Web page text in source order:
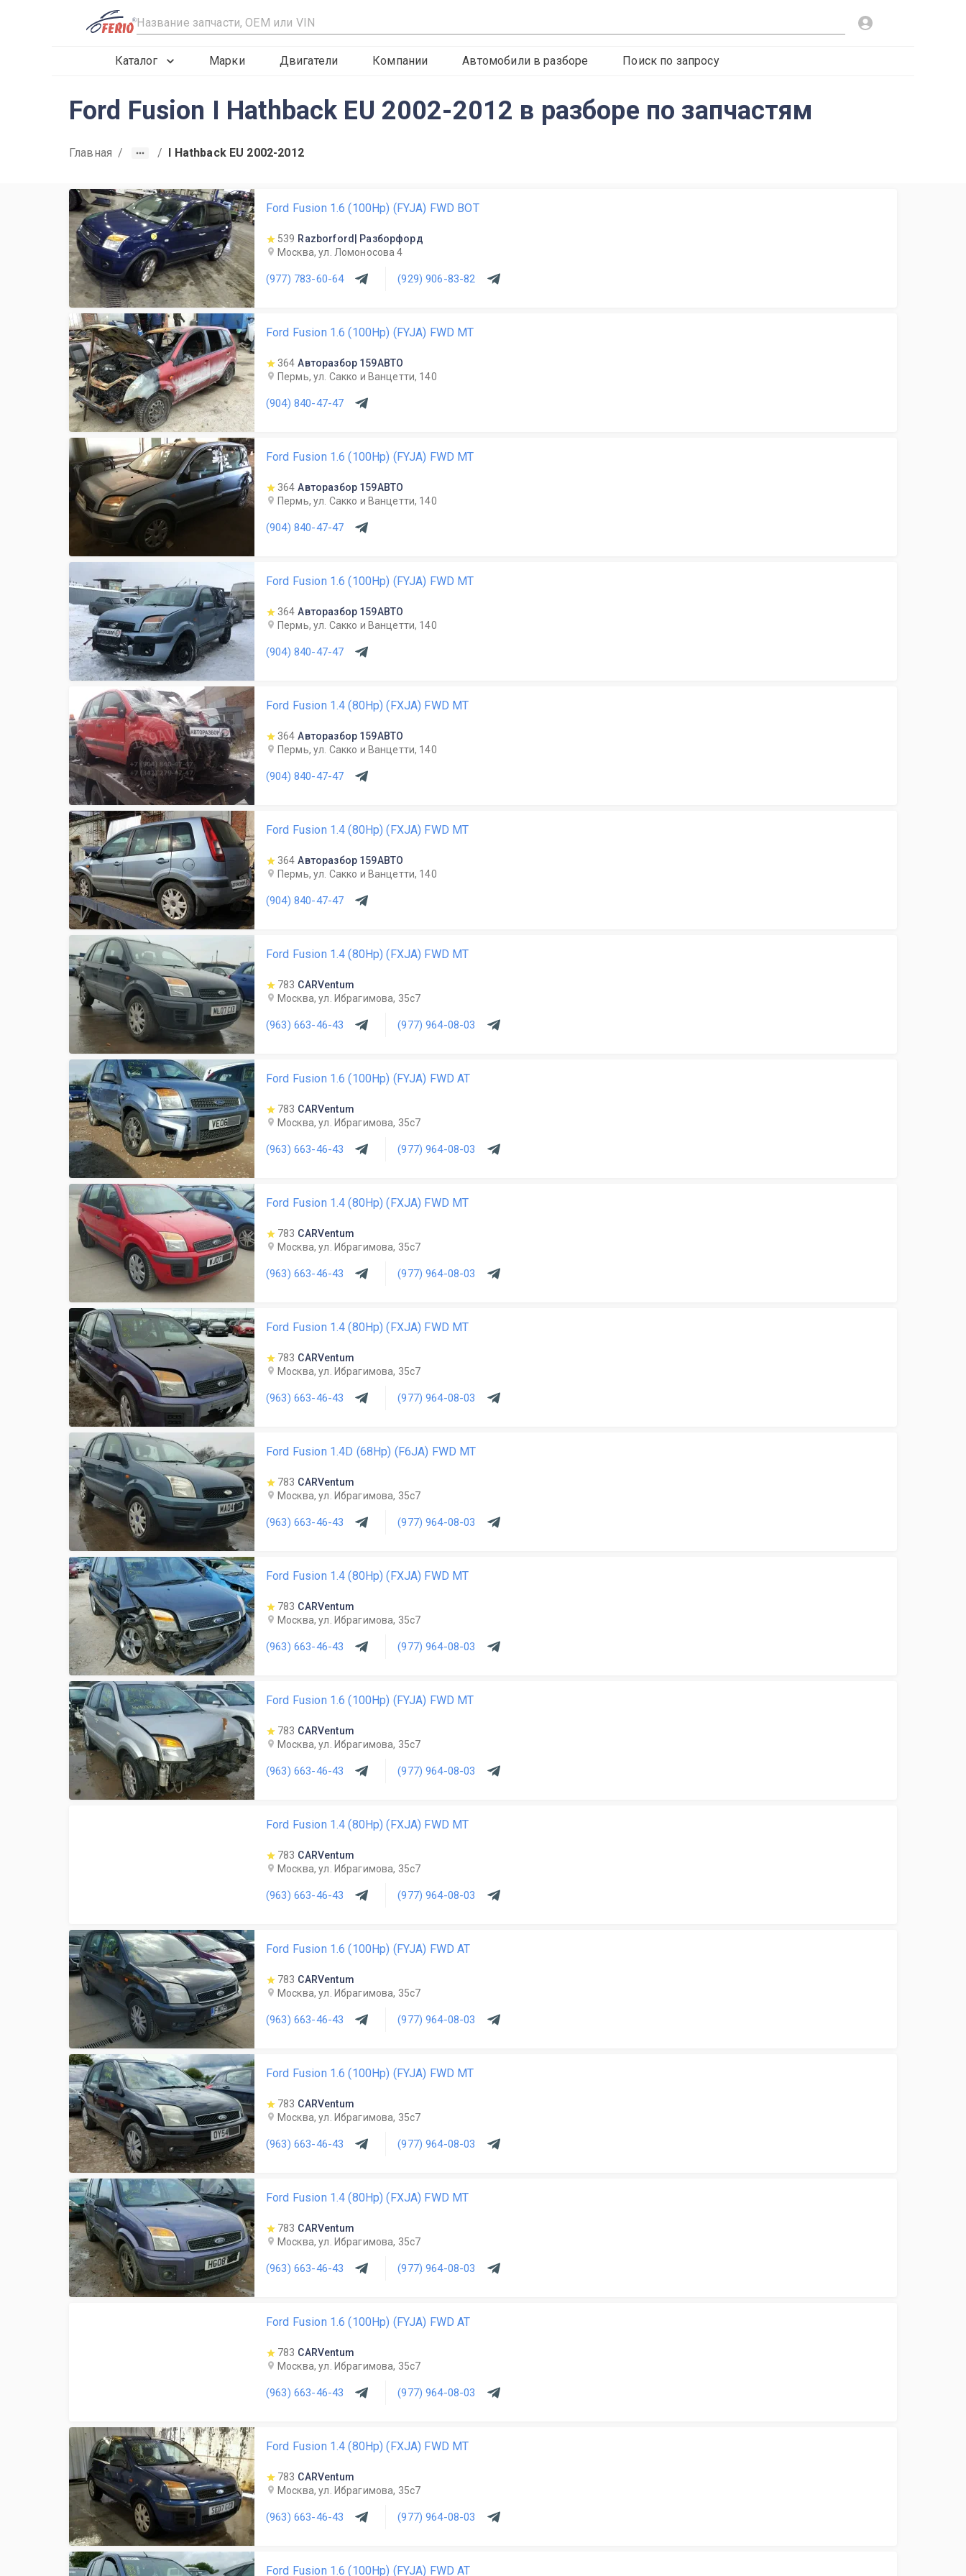
R
Каталог Марки Двигатели Компании Автомобили в разборе Поиск по запросу
Ford Fusion I Hathback EU 2002-2012 в разборе по запчастям
Главная / / I Hathback EU 2002-2012
Ford Fusion 1.6 (100Hp) (FYJA) FWD BOT
539 Razborford| Разборфорд
Москва, ул. Ломоносова 4
(977) 783-60-64 (929) 906-83-82
Ford Fusion 1.6 (100Hp) (FYJA) FWD MT
364 Авторазбор 159АВТО
Пермь, ул. Сакко и Ванцетти, 140
(904) 840-47-47
Ford Fusion 1.6 (100Hp) (FYJA) FWD MT
364 Авторазбор 159АВТО
Пермь, ул. Сакко и Ванцетти, 140
(904) 840-47-47
Ford Fusion 1.6 (100Hp) (FYJA) FWD MT
364 Авторазбор 159АВТО
Пермь, ул. Сакко и Ванцетти, 140
(904) 840-47-47
Ford Fusion 1.4 (80Hp) (FXJA) FWD MT
364 Авторазбор 159АВТО
Пермь, ул. Сакко и Ванцетти, 140
(904) 840-47-47
Ford Fusion 1.4 (80Hp) (FXJA) FWD MT
364 Авторазбор 159АВТО
Пермь, ул. Сакко и Ванцетти, 140
(904) 840-47-47
Ford Fusion 1.4 (80Hp) (FXJA) FWD MT
783 CARVentum
Москва, ул. Ибрагимова, 35с7
(963) 663-46-43 (977) 964-08-03
Ford Fusion 1.6 (100Hp) (FYJA) FWD AT
783 CARVentum
Москва, ул. Ибрагимова, 35с7
(963) 663-46-43 (977) 964-08-03
Ford Fusion 1.4 (80Hp) (FXJA) FWD MT
783 CARVentum
Москва, ул. Ибрагимова, 35с7
(963) 663-46-43 (977) 964-08-03
Ford Fusion 1.4 (80Hp) (FXJA) FWD MT
783 CARVentum
Москва, ул. Ибрагимова, 35с7
(963) 663-46-43 (977) 964-08-03
Ford Fusion 1.4D (68Hp) (F6JA) FWD MT
783 CARVentum
Москва, ул. Ибрагимова, 35с7
(963) 663-46-43 (977) 964-08-03
Ford Fusion 1.4 (80Hp) (FXJA) FWD MT
783 CARVentum
Москва, ул. Ибрагимова, 35с7
(963) 663-46-43 (977) 964-08-03
Ford Fusion 1.6 (100Hp) (FYJA) FWD MT
783 CARVentum
Москва, ул. Ибрагимова, 35с7
(963) 663-46-43 (977) 964-08-03
Ford Fusion 1.4 (80Hp) (FXJA) FWD MT
783 CARVentum
Москва, ул. Ибрагимова, 35с7
(963) 663-46-43 (977) 964-08-03
Ford Fusion 1.6 (100Hp) (FYJA) FWD AT
783 CARVentum
Москва, ул. Ибрагимова, 35с7
(963) 663-46-43 (977) 964-08-03
Ford Fusion 1.6 (100Hp) (FYJA) FWD MT
783 CARVentum
Москва, ул. Ибрагимова, 35с7
(963) 663-46-43 (977) 964-08-03
Ford Fusion 1.4 (80Hp) (FXJA) FWD MT
783 CARVentum
Москва, ул. Ибрагимова, 35с7
(963) 663-46-43 (977) 964-08-03
Ford Fusion 1.6 (100Hp) (FYJA) FWD AT
783 CARVentum
Москва, ул. Ибрагимова, 35с7
(963) 663-46-43 (977) 964-08-03
Ford Fusion 1.4 (80Hp) (FXJA) FWD MT
783 CARVentum
Москва, ул. Ибрагимова, 35с7
(963) 663-46-43 (977) 964-08-03
Ford Fusion 1.6 (100Hp) (FYJA) FWD AT